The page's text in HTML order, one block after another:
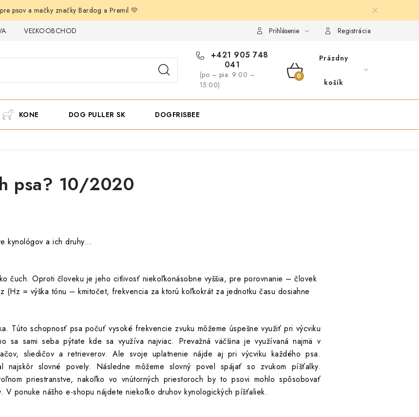
psov a mačky značky Bardog a Premil 💛
VEĽKOOBCHOD INFORMÁCIE O NÁKUPE GDPR
Prihlásenie Registrácia
+421 905 748
041
(po – pia: 9:00 –
15:00)
NÁKUPNÝ
Prázdny
košík
KONE DOG PULLER SK DOGFRISBEE
psa? 10/2020
kynológov a ich druhy...
čuch. Oproti človeku je jeho citlivosť niekoľkonásobne vyššia, pre porovnanie – človek
= výška tónu – kmitočet, frekvencia za ktorú koľkokrát za jednotku času dosiahne
Túto schopnosť psa počuť vysoké frekvencie zvuku môžeme úspešne využiť pri výcviku
sa sami seba pýtate kde sa využíva najviac. Prevažná väčšina je využívaná najmä v
sliedičov a retrieverov. Ale svoje uplatnenie nájde aj pri výcviku každého psa.
najskôr slovné povely. Následne môžeme slovný povel spájať so zvukom píšťalky.
priestranstve, nakoľko vo vnútorných priestoroch by to psovi mohlo spôsobovať
V ponuke nášho e-shopu nájdete niekoľko druhov kynologických píšťaliek.